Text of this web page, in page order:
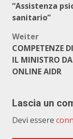
“Assistenza
sanitario”
Weiter
COMPETENZE
IL MINISTRO
ONLINE AIDR
Lascia un
Devi essere